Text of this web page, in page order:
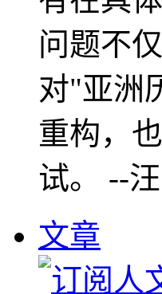
问题不
对"亚洲
重构，
试。 --
文章